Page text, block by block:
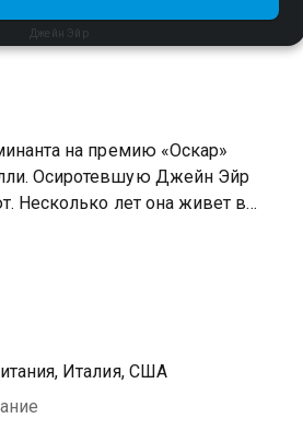
Джейн Эйр
на премию «Оскар»
Осиротевшую Джейн Эйр
Несколько лет она живет в
благодаря им ее своенравный
юная мисс Эйр
в поместье Торнфилд-
загадочный хозяин Эдвард
и Джейн вспыхивают
препятствует мрачная
хранящаяся в стенах
Италия, США